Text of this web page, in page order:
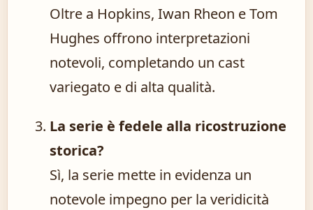
Oltre a Hopkins, Iwan Rheon e Tom
Hughes offrono interpretazioni
notevoli, completando un cast
variegato e di alta qualità.
La serie è fedele alla ricostruzione
storica?
Sì, la serie mette in evidenza un
notevole impegno per la veridicità